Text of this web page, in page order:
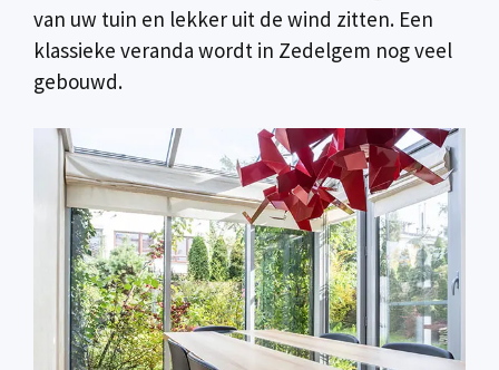
van uw tuin en lekker uit de wind zitten. Een
klassieke veranda wordt in Zedelgem nog veel
gebouwd.